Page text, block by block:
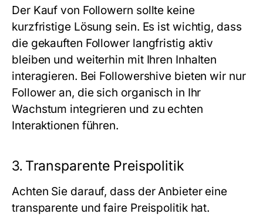
Der Kauf von Followern sollte keine
kurzfristige Lösung sein. Es ist wichtig, dass
die gekauften Follower langfristig aktiv
bleiben und weiterhin mit Ihren Inhalten
interagieren. Bei Followershive bieten wir nur
Follower an, die sich organisch in Ihr
Wachstum integrieren und zu echten
Interaktionen führen.
3. Transparente Preispolitik
Achten Sie darauf, dass der Anbieter eine
transparente und faire Preispolitik hat.